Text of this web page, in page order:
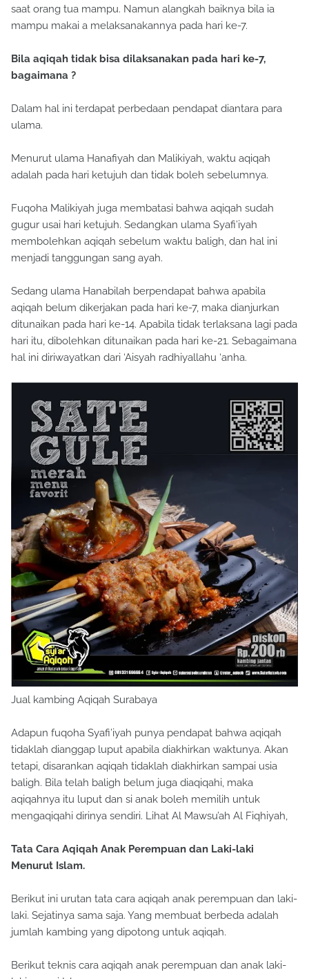
saat orang tua mampu. Namun alangkah baiknya bila ia
mampu makai a melaksanakannya pada hari ke-7.
Bila aqiqah tidak bisa dilaksanakan pada hari ke-7,
bagaimana ?
Dalam hal ini terdapat perbedaan pendapat diantara para
ulama.
Menurut ulama Hanafiyah dan Malikiyah, waktu aqiqah
adalah pada hari ketujuh dan tidak boleh sebelumnya.
Fuqoha Malikiyah juga membatasi bahwa aqiqah sudah
gugur usai hari ketujuh. Sedangkan ulama Syafi’iyah
membolehkan aqiqah sebelum waktu baligh, dan hal ini
menjadi tanggungan sang ayah.
Sedang ulama Hanabilah berpendapat bahwa apabila
aqiqah belum dikerjakan pada hari ke-7, maka dianjurkan
ditunaikan pada hari ke-14. Apabila tidak terlaksana lagi pada
hari itu, dibolehkan ditunaikan pada hari ke-21. Sebagaimana
hal ini diriwayatkan dari ‘Aisyah radhiyallahu ‘anha.
Jual kambing Aqiqah Surabaya
Adapun fuqoha Syafi’iyah punya pendapat bahwa aqiqah
tidaklah dianggap luput apabila diakhirkan waktunya. Akan
tetapi, disarankan aqiqah tidaklah diakhirkan sampai usia
baligh. Bila telah baligh belum juga diaqiqahi, maka
aqiqahnya itu luput dan si anak boleh memilih untuk
mengaqiqahi dirinya sendiri. Lihat Al Mawsu’ah Al Fiqhiyah,
Tata Cara Aqiqah Anak Perempuan dan Laki-laki
Menurut Islam.
Berikut ini urutan tata cara aqiqah anak perempuan dan laki-
laki. Sejatinya sama saja. Yang membuat berbeda adalah
jumlah kambing yang dipotong untuk aqiqah.
Berikut teknis cara aqiqah anak perempuan dan anak laki-